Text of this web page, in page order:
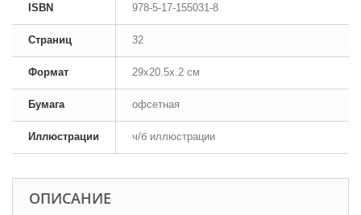
ISBN 978-5-17-155031-8
Страниц 32
Формат 29x20.5x.2 см
Бумага офсетная
Иллюстрации ч/б иллюстрации
ОПИСАНИЕ